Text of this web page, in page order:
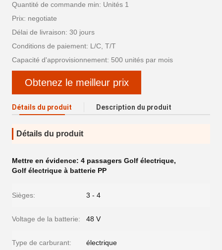
Quantité de commande min: Unités 1
Prix: negotiate
Délai de livraison: 30 jours
Conditions de paiement: L/C, T/T
Capacité d'approvisionnement: 500 unités par mois
Obtenez le meilleur prix
Détails du produit Description du produit
Détails du produit
Mettre en évidence: 4 passagers Golf électrique,
Golf électrique à batterie PP
Sièges: 3 - 4
Voltage de la batterie: 48 V
Type de carburant: électrique